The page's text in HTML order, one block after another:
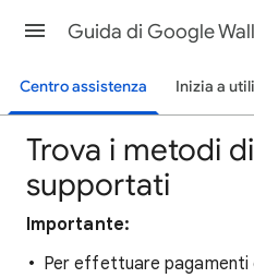
Guida di Google
Centro assistenza Inizia a
Trova i metodi
supportati
Importante:
Per effettuare